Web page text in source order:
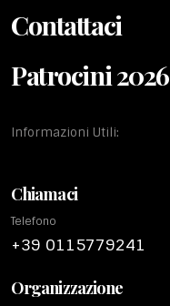
Contattaci
Patrocini 2026
Informazioni Utili:
Chiamaci
Telefono
+39 0115779241
Organizzazione